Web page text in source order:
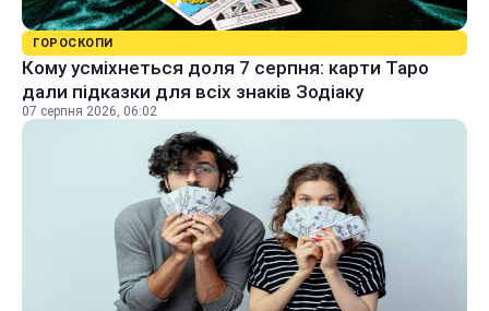
ГОРОСКОПИ
Кому усміхнеться доля 7 серпня: карти Таро
дали підказки для всіх знаків Зодіаку
07 серпня 2026, 06:02